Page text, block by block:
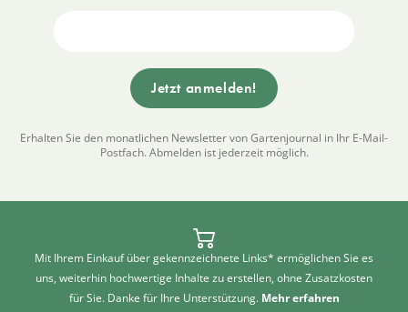
Erhalten Sie den monatlichen Newsletter von Gartenjournal in Ihr E-Mail-
Postfach. Abmelden ist jederzeit möglich.
Mit Ihrem Einkauf über gekennzeichnete Links* ermöglichen Sie es
uns, weiterhin hochwertige Inhalte zu erstellen, ohne Zusatzkosten
für Sie. Danke für Ihre Unterstützung. Mehr erfahren